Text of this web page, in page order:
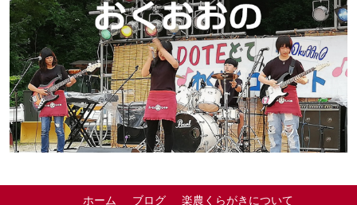
ホーム ブログ 楽農くらがきについて